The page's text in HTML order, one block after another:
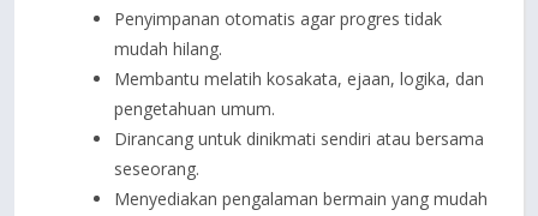
Penyimpanan otomatis agar progres tidak
mudah hilang.
Membantu melatih kosakata, ejaan, logika, dan
pengetahuan umum.
Dirancang untuk dinikmati sendiri atau bersama
seseorang.
Menyediakan pengalaman bermain yang mudah